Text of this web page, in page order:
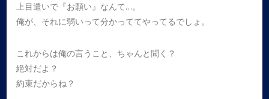
上目遣いで『お願い』なんて…。
俺が、それに弱いって分かっててやってるでしょ。
これからは俺の言うこと、ちゃんと聞く？
絶対だよ？
約束だからね？